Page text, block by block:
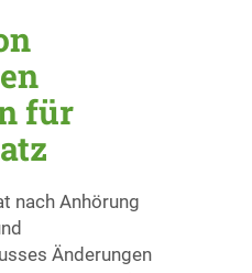
für
nach Anhörung
Änderungen